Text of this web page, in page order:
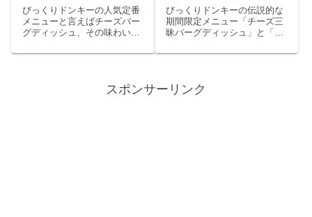
ディッシュ ホワイト＆
イエロー】
びっくりドンキーの人気定番
メニューと言えばチーズバー
グディッシュ、その味わいは
グにのっかりマイルドで深み
ューです。※びっくりドンキ
ュイエローがやりすぎ
に進化
びっくりドンキーの伝説的な
期間限定メニュー「チーズ三
昧バーグディッシュ」と「チ
ワイト」チーズ三昧バーグデ
ンデュ風チーズソース（ホワ
スポンサーリンク